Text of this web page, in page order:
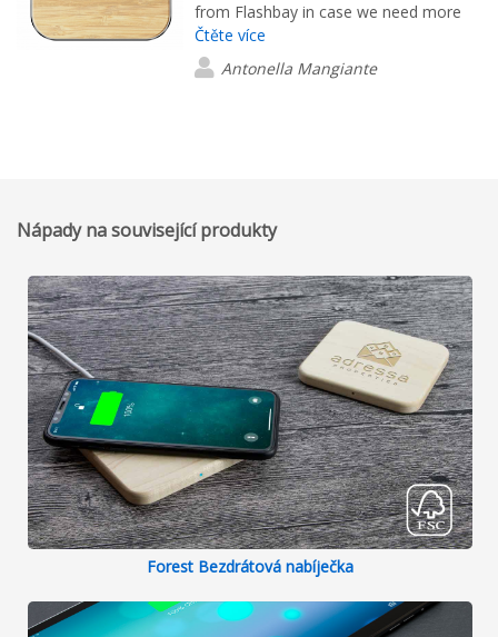
from Flashbay in case we need more
branded goods.
Čtěte více
Antonella Mangiante
Nápady na související produkty
Forest Bezdrátová nabíječka